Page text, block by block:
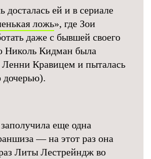
досталась ей и в сериале
ложь», где Зои
даже с бывшей своего
Николь Кидман была
Ленни Кравицем и пыталась
дочерью).
еще одна
— на этот раз она
Литы Лестрейндж во